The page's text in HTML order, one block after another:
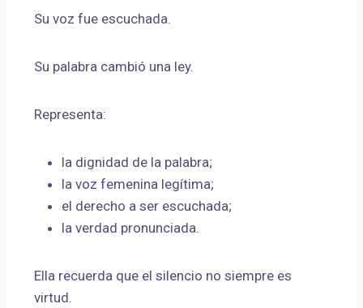
Su voz fue escuchada.
Su palabra cambió una ley.
Representa:
la dignidad de la palabra;
la voz femenina legítima;
el derecho a ser escuchada;
la verdad pronunciada.
Ella recuerda que el silencio no siempre es
virtud.